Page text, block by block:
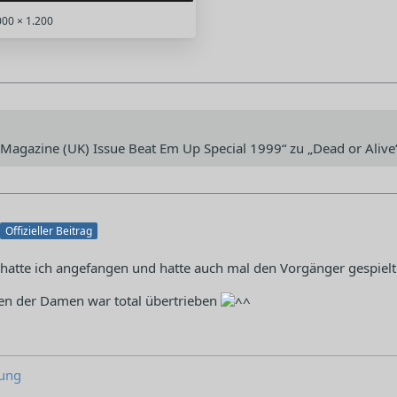
× 1.200
(UK) Issue Beat Em Up Special 1999“ zu „Dead or
Offizieller Beitrag
ich angefangen und hatte auch mal den Vorgänger
der Damen war total übertrieben